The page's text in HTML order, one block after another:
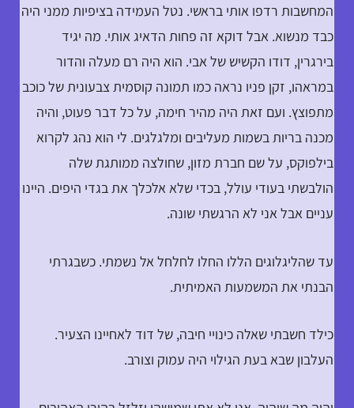
המחשבות רדפו אותי בראשי. נטל העמידה בציפיות ממני היה
כבד מנשוא. אבל דוקא זה פחות הדאיג אותי. מה יגיד
בירגרין, דודו הקשיש של אבי. הוא היה רם מעלה והדור
במראהו, זקן פניו נראה כמו תמונה קוסמית צבעונית של כוכב
מתפוצץ. ועם זאת היה מהיר חימה, על כל דבר פעוט, והיה
מכנה בריות בשמות מעליבים ומלגלגים. לי הוא נהג לקרוא
בילפוקס, על שם חברת מזון, שחולצה ממותגת שלה
הולבשתי בעודי עולל, בכדי שלא אלכלך את בגדי היפים. היינו
עניים אבל אני לא הרגשתי שונה.
עד שהליגלוגים הללו החלו לחלחל אל נשמתי. כשבגרתי
הבנתי את המשמעות האמיתית.
כילד חשבתי שאלה כינויי חיבה, של דוד לאחיינו הצעיר.
העלבון שבא בעת הגילוי היה עמוק וצורב.